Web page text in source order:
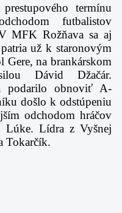
termínu
futbalistov
MFK Rožňava sa aj
už k staronovým
na brankárskom
Dávid Džačár.
podarilo obnoviť A-
došlo k odstúpeniu
odchodom hráčov
Lúke. Lídra z Vyšnej
Tokarčík.